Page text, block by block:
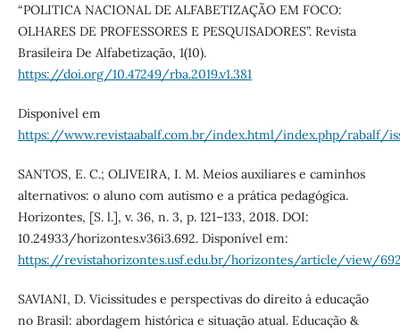
“POLITICA NACIONAL DE ALFABETIZAÇÃO EM FOCO:
OLHARES DE PROFESSORES E PESQUISADORES”. Revista
Brasileira De Alfabetização, 1(10).
https://doi.org/10.47249/rba.2019.v1.381
Disponível em
https://www.revistaabalf.com.br/index.html/index.php/rabalf/
SANTOS, E. C.; OLIVEIRA, I. M. Meios auxiliares e caminhos
alternativos: o aluno com autismo e a prática pedagógica.
Horizontes, [S. l.], v. 36, n. 3, p. 121–133, 2018. DOI:
10.24933/horizontes.v36i3.692. Disponível em:
https://revistahorizontes.usf.edu.br/horizontes/article/view/
SAVIANI, D. Vicissitudes e perspectivas do direito à educação
no Brasil: abordagem histórica e situação atual. Educação &